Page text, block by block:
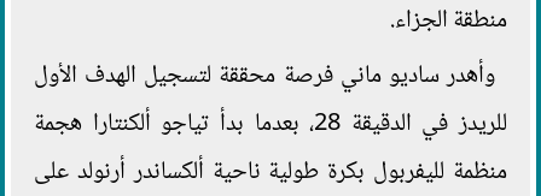
منطقة الجزاء.
وأهدر ساديو ماني فرصة محققة لتسجيل الهدف الأول
للريدز في الدقيقة 28، بعدما بدأ تياجو ألكنتارا هجمة
منظمة لليفربول بكرة طولية ناحية ألكساندر أرنولد على